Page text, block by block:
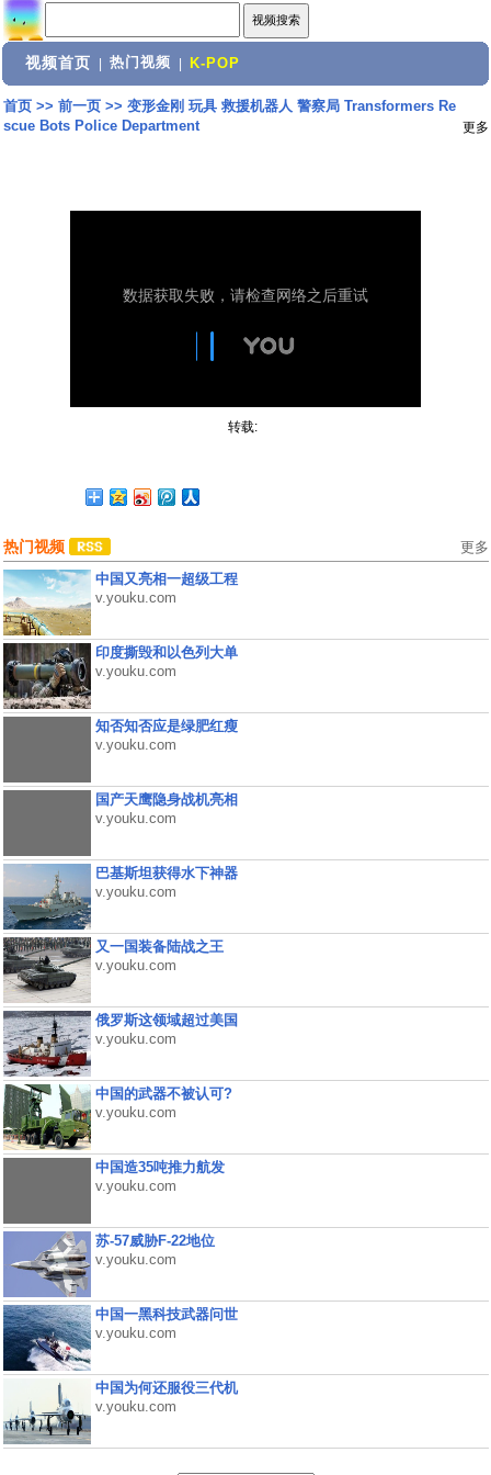
视频首页 热门视频 K-POP
首页>> 前一页>> 变形金刚 玩具 救援机器人 警察局 Transformers Re
scue Bots Police Department
更多
转载:
热门视频 更多
中国又亮相一超级工程
v.youku.com
印度撕毁和以色列大单
v.youku.com
知否知否应是绿肥红瘦
v.youku.com
国产天鹰隐身战机亮相
v.youku.com
巴基斯坦获得水下神器
v.youku.com
又一国装备陆战之王
v.youku.com
俄罗斯这领域超过美国
v.youku.com
中国的武器不被认可?
v.youku.com
中国造35吨推力航发
v.youku.com
苏-57威胁F-22地位
v.youku.com
中国一黑科技武器问世
v.youku.com
中国为何还服役三代机
v.youku.com